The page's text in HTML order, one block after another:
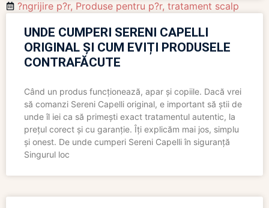
?ngrijire p?r, Produse pentru p?r, tratament scalp
UNDE CUMPERI SERENI CAPELLI
ORIGINAL ȘI CUM EVIȚI PRODUSELE
CONTRAFĂCUTE
Când un produs funcționează, apar și copiile. Dacă vrei
să comanzi Sereni Capelli original, e important să știi de
unde îl iei ca să primești exact tratamentul autentic, la
prețul corect și cu garanție. Îți explicăm mai jos, simplu
și onest. De unde cumperi Sereni Capelli în siguranță
Singurul loc